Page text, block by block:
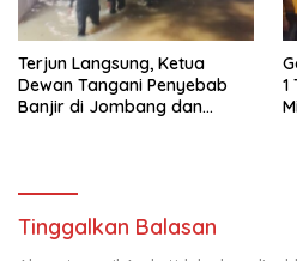
Terjun Langsung, Ketua
Dewan Tangani Penyebab
Banjir di Jombang dan
1
Tinggalkan Balasan